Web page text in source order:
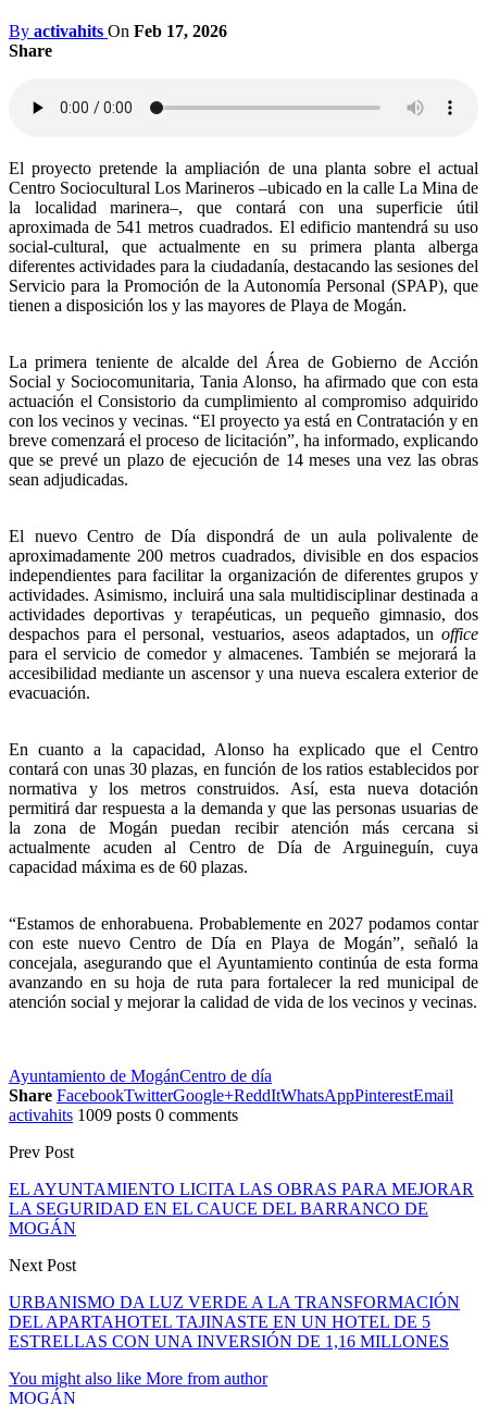
By activahits On Feb 17, 2026
Share
El proyecto pretende la ampliación de una planta sobre el actual
Centro Sociocultural Los Marineros –ubicado en la calle La Mina de
la localidad marinera–, que contará con una superficie útil
aproximada de 541 metros cuadrados. El edificio mantendrá su uso
social-cultural, que actualmente en su primera planta alberga
diferentes actividades para la ciudadanía, destacando las sesiones del
Servicio para la Promoción de la Autonomía Personal (SPAP), que
tienen a disposición los y las mayores de Playa de Mogán.
La primera teniente de alcalde del Área de Gobierno de Acción
Social y Sociocomunitaria, Tania Alonso, ha afirmado que con esta
actuación el Consistorio da cumplimiento al compromiso adquirido
con los vecinos y vecinas. “El proyecto ya está en Contratación y en
breve comenzará el proceso de licitación”, ha informado, explicando
que se prevé un plazo de ejecución de 14 meses una vez las obras
sean adjudicadas.
El nuevo Centro de Día dispondrá de un aula polivalente de
aproximadamente 200 metros cuadrados, divisible en dos espacios
independientes para facilitar la organización de diferentes grupos y
actividades. Asimismo, incluirá una sala multidisciplinar destinada a
actividades deportivas y terapéuticas, un pequeño gimnasio, dos
despachos para el personal, vestuarios, aseos adaptados, un office
para el servicio de comedor y almacenes. También se mejorará la
accesibilidad mediante un ascensor y una nueva escalera exterior de
evacuación.
En cuanto a la capacidad, Alonso ha explicado que el Centro
contará con unas 30 plazas, en función de los ratios establecidos por
normativa y los metros construidos. Así, esta nueva dotación
permitirá dar respuesta a la demanda y que las personas usuarias de
la zona de Mogán puedan recibir atención más cercana si
actualmente acuden al Centro de Día de Arguineguín, cuya
capacidad máxima es de 60 plazas.
“Estamos de enhorabuena. Probablemente en 2027 podamos contar
con este nuevo Centro de Día en Playa de Mogán”, señaló la
concejala, asegurando que el Ayuntamiento continúa de esta forma
avanzando en su hoja de ruta para fortalecer la red municipal de
atención social y mejorar la calidad de vida de los vecinos y vecinas.
Ayuntamiento de MogánCentro de día
Share FacebookTwitterGoogle+ReddItWhatsAppPinterestEmail
activahits 1009 posts 0 comments
Prev Post
EL AYUNTAMIENTO LICITA LAS OBRAS PARA MEJORAR
LA SEGURIDAD EN EL CAUCE DEL BARRANCO DE
MOGÁN
Next Post
URBANISMO DA LUZ VERDE A LA TRANSFORMACIÓN
DEL APARTAHOTEL TAJINASTE EN UN HOTEL DE 5
ESTRELLAS CON UNA INVERSIÓN DE 1,16 MILLONES
You might also like More from author
MOGÁN